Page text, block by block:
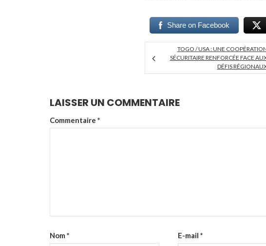
Share on Facebook
TOGO / USA : UNE
SÉCURITAIRE RENFORCÉE FACE
DÉFIS
LAISSER UN COMMENTAIRE
Commentaire *
Nom * E-mail *